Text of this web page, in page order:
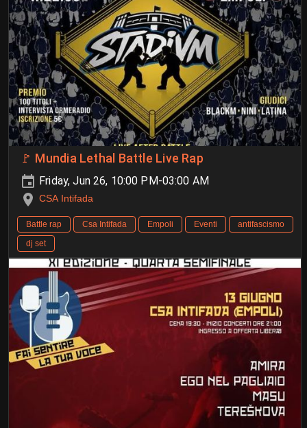
🚩 Mundia Lethal Battle Live Rap
Friday, Jun 26, 10:00 PM-03:00 AM
CSA Intifada
Battle rap Csa Intifada Empoli Eventi
antifascismo
dj set